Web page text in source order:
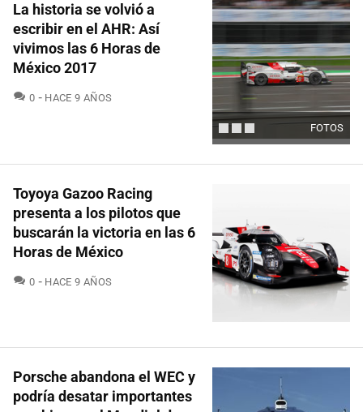
FOTOS
La historia se volvió a
escribir en el AHR: Así
vivimos las 6 Horas de
México 2017
0 COMENTARIOS
HACE 9 AÑOS
Toyoya Gazoo Racing
presenta a los pilotos que
buscarán la victoria en las 6
Horas de México
0 COMENTARIOS
HACE 9 AÑOS
Porsche abandona el WEC y
podría desatar importantes